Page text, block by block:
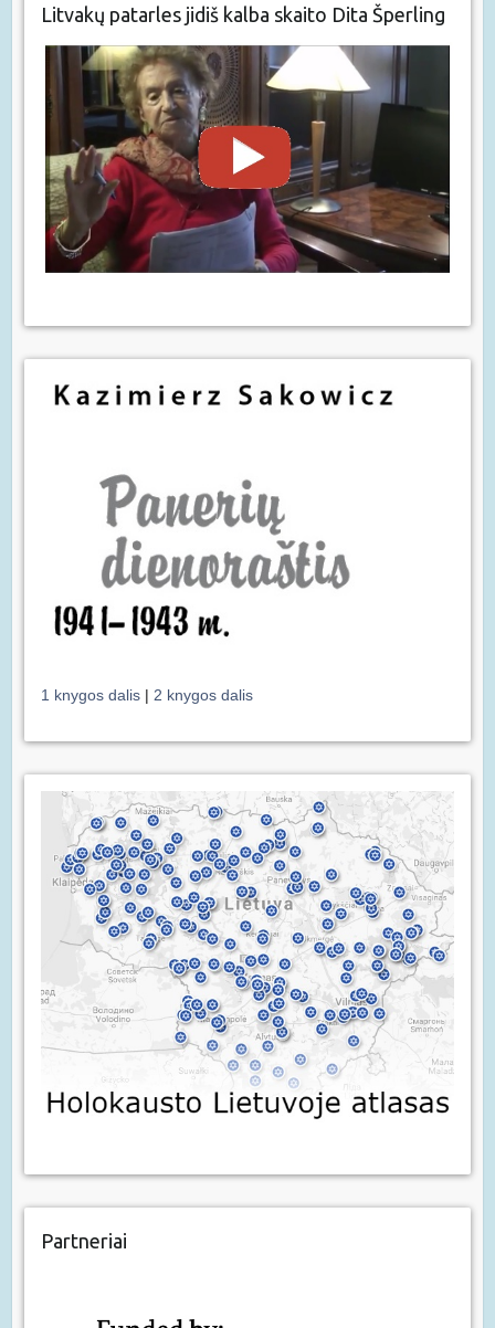
Litvakų patarles jidiš kalba skaito Dita Šperling
1 knygos dalis | 2 knygos dalis
Partneriai